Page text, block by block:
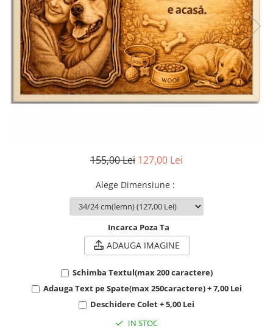
Cadouri Fiu/Fiică
Cadouri Bunici
Cadouri Cumnați
Cadouri Pisici/Câini
Cadouri Meserii&Hobby
Cadouri Fotbalisti
Cadouri Politisti
Cadouri Pompieri
155,00 Lei 127,00 Lei
Alege Dimensiune :
Incarca Poza Ta
ADAUGA IMAGINE
Schimba Textul(max 200 caractere)
Adauga Text pe Spate(max 250caractere) + 7,00 Lei
Deschidere Colet + 5,00 Lei
IN STOC